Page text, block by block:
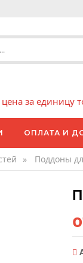
за единицу
ОПЛАТА И
» Поддоны